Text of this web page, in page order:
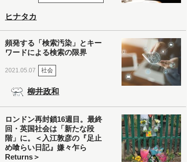
ヒナタカ
頻発する「検索汚染」とキー
ワードによる検索の限界
2021.05.07 社会
柳井政和
ロンドン再封鎖16週目。最終
回・英国社会は「新たな段
階」に。＜入江敦彦の『足止
め喰らい日記』嫌々乍ら
Returns＞